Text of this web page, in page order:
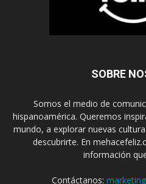
SOBRE
Somos el medio de
hispanoamérica. Queremos
mundo, a explorar nuevas
descubrirte. En
información
Contáctanos: